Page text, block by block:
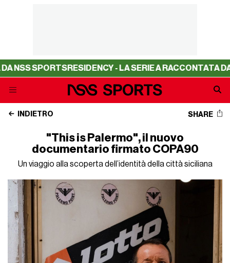
RESIDENCY - LA SERIE A RACCONTATA DA NSS
INDIETRO SHARE
"This is Palermo", il nuovo
documentario firmato COPA90
Un viaggio alla scoperta dell’identità della città siciliana